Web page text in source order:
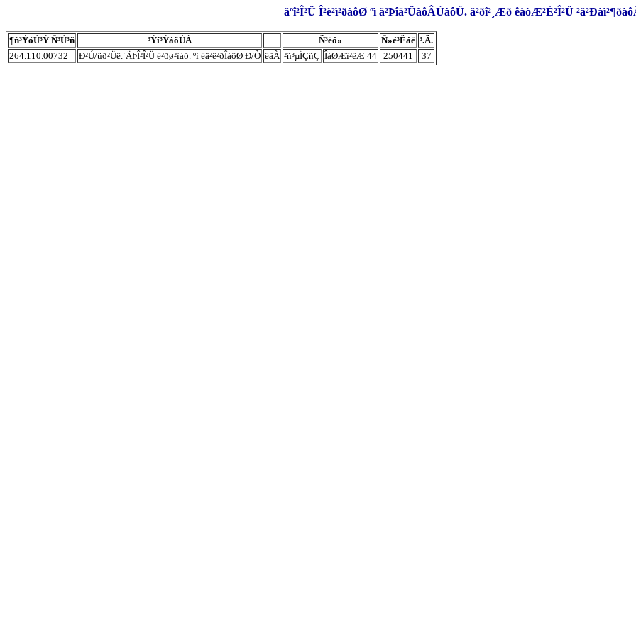
äºî²Î²Ü Î²è²ì²ðàôØ ºì ä²Þîä²ÜàôÂÚàôÜ. ä²ðî²¸Æð êàòÆ²È²Î²Ü
¶ñ³ÝóÙ³Ý Ñ³Ù³ñ ³Ýí³ÝáõÙÁ Ñ³ëó» Ñ»é³Ëáë ³.Ã.
264.110.00732
Ð²Ú/üð²Üê.´ÄÞÎ²Î²Ü ê²ðø²ìàð. ºì êä²ê²ðÎàôØ Ð/Ò êäÀ ²ñ³µÏÇñÇ ÎàØÆî²êÆ 44 250441 37